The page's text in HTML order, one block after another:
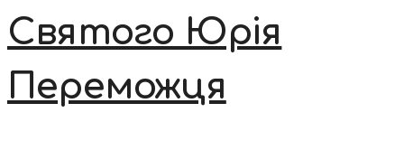
Святого Юрія
Переможця